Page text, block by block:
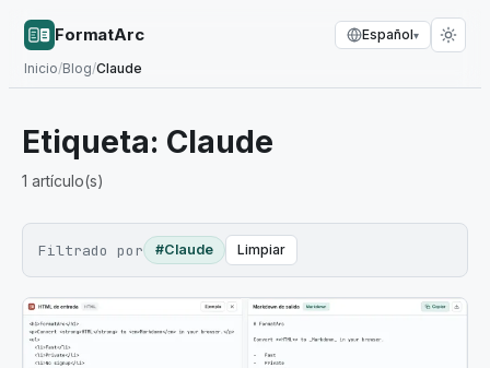
FormatArc
Inicio/Blog/Claude
Español▾
Etiqueta: Claude
1 artículo(s)
Filtrado por #Claude Limpiar